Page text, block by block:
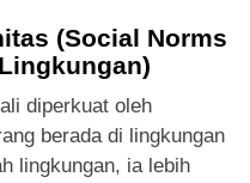
(Social Norms
diperkuat oleh
berada di lingkungan
lingkungan, ia lebih